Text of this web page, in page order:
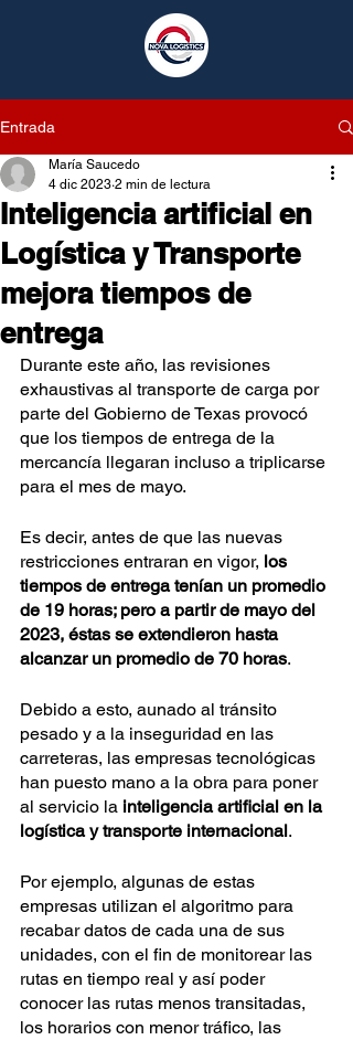
Entrada
Inteligencia artificial en
Logística y Transporte
mejora tiempos de
entrega
María Saucedo
4 dic 2023 2 min de lectura
Durante este año, las revisiones
exhaustivas al transporte de carga por
parte del Gobierno de Texas provocó
que los tiempos de entrega de la
mercancía llegaran incluso a triplicarse
para el mes de mayo.
Es decir, antes de que las nuevas
restricciones entraran en vigor, los
tiempos de entrega tenían un promedio
de 19 horas; pero a partir de mayo del
2023, éstas se extendieron hasta
alcanzar un promedio de 70 horas.
Debido a esto, aunado al tránsito
pesado y a la inseguridad en las
carreteras, las empresas tecnológicas
han puesto mano a la obra para poner
al servicio la inteligencia artificial en la
logística y transporte internacional.
Por ejemplo, algunas de estas
empresas utilizan el algoritmo para
recabar datos de cada una de sus
unidades, con el fin de monitorear las
rutas en tiempo real y así poder
conocer las rutas menos transitadas,
los horarios con menor tráfico, las